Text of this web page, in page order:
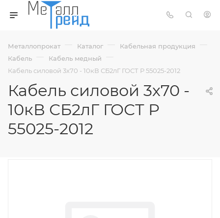
Металлопрокат — Каталог — Кабельная продукция —
Кабель — Кабель медный —
Кабель силовой 3х70 - 10кВ СБ2лГ ГОСТ Р 55025-2012
Кабель силовой 3х70 -
10кВ СБ2лГ ГОСТ Р
55025-2012